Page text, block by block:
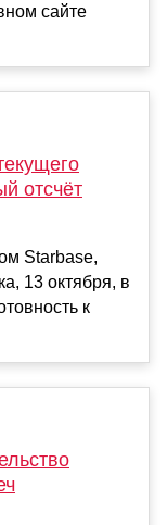
сайте
отсчёт
Starbase,
13 октября, в
к